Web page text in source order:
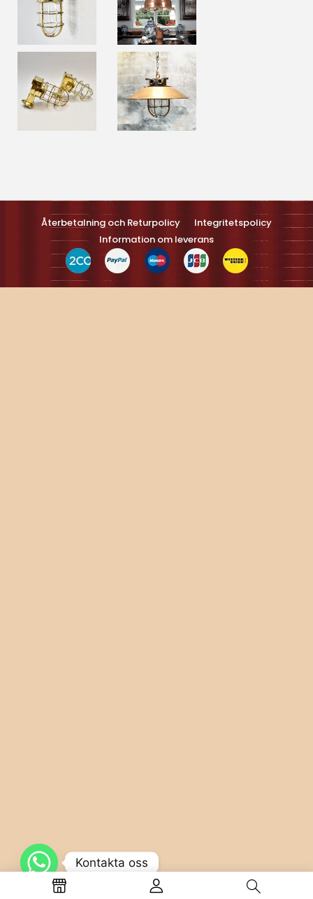
Återbetalning och Returpolicy
Integritetspolicy
Information om leverans
Turns on site high speed to be attractive feller people and search
engines.
Kontakta oss